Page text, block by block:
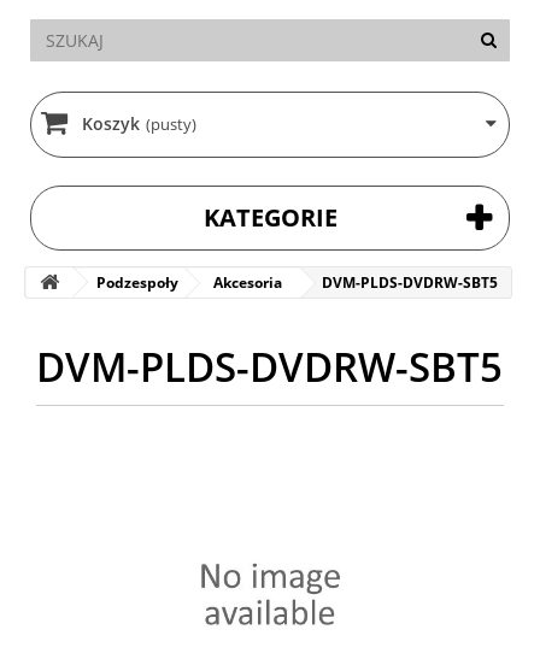
Koszyk (pusty)
KATEGORIE
Podzespoły Akcesoria DVM-PLDS-DVDRW-SBT5
DVM-PLDS-DVDRW-SBT5